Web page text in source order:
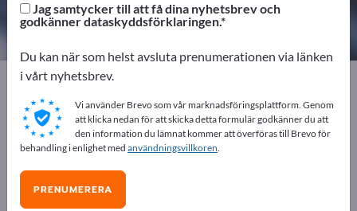
Distributörer
1
Exportpages Kemi & läkemedel
Epoxiharts
Annonsera gratis på Exportpages!
Behov – Erbjudanden – Begagnade varor –
Affärskontakter >> börja här
Jag samtycker till att få dina nyhetsbrev och
godkänner dataskyddsförklaringen.
Du kan när som helst avsluta prenumerationen via länken
i vårt nyhetsbrev.
Vi använder Brevo som vår marknadsföringsplattform. Genom
att klicka nedan för att skicka detta formulär godkänner du att
den information du lämnat kommer att överföras till Brevo för
behandling i enlighet med användningsvillkoren.
PRENUMERERA